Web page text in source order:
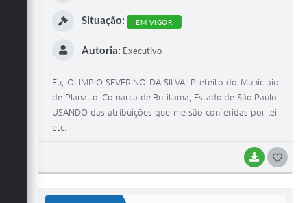
BAIXAR
Situação: EM VIGOR
Autoria: Executivo
Eu, OLIMPIO SEVERINO DA SILVA, Prefeito do Município
de Planalto, Comarca de Buritama, Estado de São Paulo,
USANDO das atribuições que me são conferidas por lei,
etc.